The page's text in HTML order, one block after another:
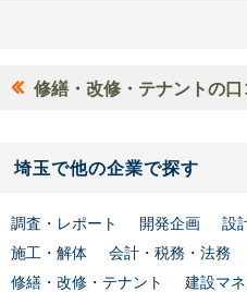
修繕・改修・テナントの
埼玉で他の企業で探す
調査・レポート 開発企画 設
施工・解体
会計・税務・法務
修繕・改修・テナント
建設マ